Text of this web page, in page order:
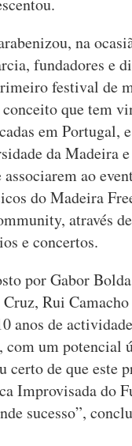
na
fundadores e
festival de
que tem
em Portugal,
da Madeira
ao
do Madeira
através
e concertos.
por Gabor
Rui
anos de
com um potencial
certo de que este
Improvisada do
sucesso”,